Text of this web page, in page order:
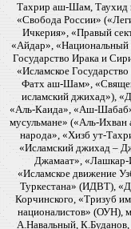
Тахрир аш-Шам, Таухид
«Свобода России»
Ичкерия», «Правый
«Айдар», «Национальный
Государство Ирака и
«Исламское
Фатх аш-Шам»,
исламский джихад»),
«Аль-Каида», «Аш-
мусульмане» («Аль-
народа», «Хизб ут-
«Исламский джихад –
Джамаат», «Лашкар-
«Исламское движение
Туркестана» (ИДВТ),
Корчинского, «Тризуб
националистов» (ОУН),
А.Навальный,